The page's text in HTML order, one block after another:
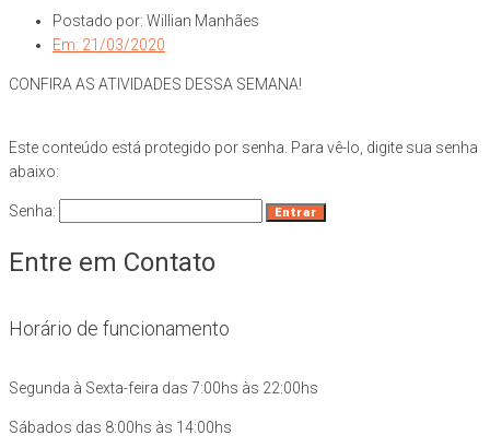
Postado por: Willian Manhães
Em: 21/03/2020
CONFIRA AS ATIVIDADES DESSA SEMANA!
Este conteúdo está protegido por senha. Para vê-lo, digite sua senha
abaixo:
Senha:
Entre em Contato
Horário de funcionamento
Segunda à Sexta-feira das 7:00hs às 22:00hs
Sábados das 8:00hs às 14:00hs